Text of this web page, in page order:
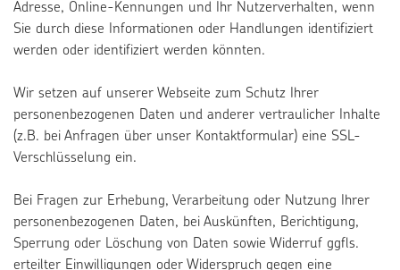
Adresse, Online-Kennungen und Ihr Nutzerverhalten, wenn
Sie durch diese Informationen oder Handlungen identifiziert
werden oder identifiziert werden könnten.
Wir setzen auf unserer Webseite zum Schutz Ihrer
personenbezogenen Daten und anderer vertraulicher Inhalte
(z.B. bei Anfragen über unser Kontaktformular) eine SSL-
Verschlüsselung ein.
Bei Fragen zur Erhebung, Verarbeitung oder Nutzung Ihrer
personenbezogenen Daten, bei Auskünften, Berichtigung,
Sperrung oder Löschung von Daten sowie Widerruf ggfls.
erteilter Einwilligungen oder Widerspruch gegen eine